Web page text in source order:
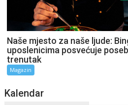
Naše mjesto za naše ljude:
uposlenicima posvećuje
trenutak
Magazin
Kalendar